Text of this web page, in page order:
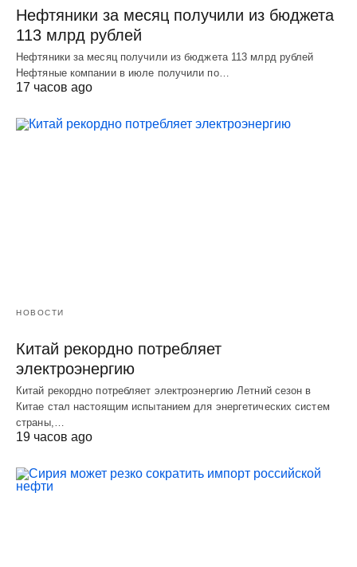
Нефтяники за месяц получили из бюджета
113 млрд рублей
Нефтяники за месяц получили из бюджета 113 млрд рублей
Нефтяные компании в июле получили по…
17 часов ago
НОВОСТИ
Китай рекордно потребляет
электроэнергию
Китай рекордно потребляет электроэнергию Летний сезон в
Китае стал настоящим испытанием для энергетических систем
страны,…
19 часов ago